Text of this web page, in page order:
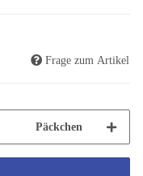
Frage zum Artikel
Päckchen